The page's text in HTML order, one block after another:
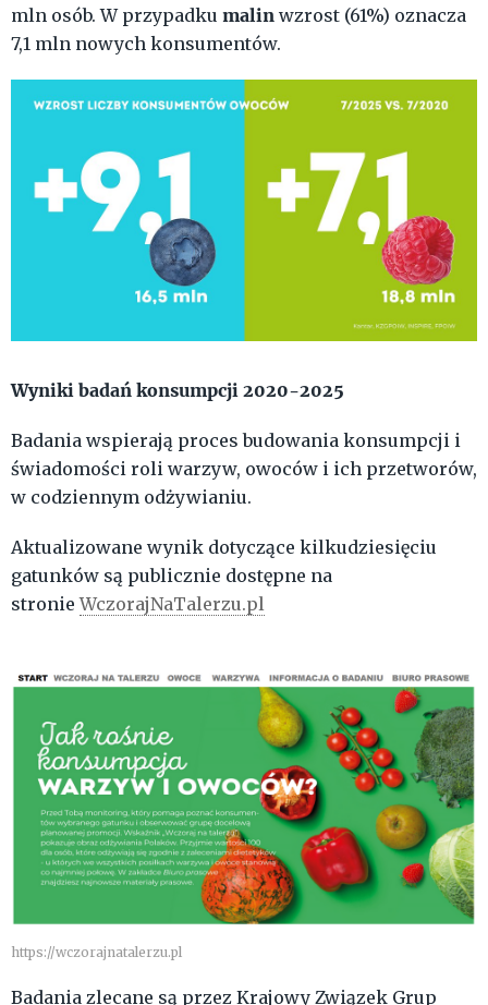
mln osób. W przypadku malin wzrost (61%) oznacza
7,1 mln nowych konsumentów.
Wyniki badań konsumpcji 2020-2025
Badania wspierają proces budowania konsumpcji i
świadomości roli warzyw, owoców i ich przetworów,
w codziennym odżywianiu.
Aktualizowane wynik dotyczące kilkudziesięciu
gatunków są publicznie dostępne na
stronieWczorajNaTalerzu.pl
https://wczorajnatalerzu.pl
Badania zlecane są przez Krajowy Związek Grup